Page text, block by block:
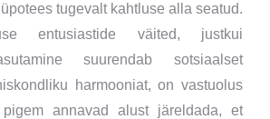
tugevalt kahtluse alla seatud.
entusiastide väited, justkui
suurendab sotsiaalset
harmooniat, on vastuolus
annavad alust järeldada, et